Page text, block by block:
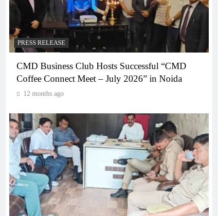
PRESS RELEASE
CMD Business Club Hosts Successful “CMD
Coffee Connect Meet – July 2026” in Noida
12 months ago